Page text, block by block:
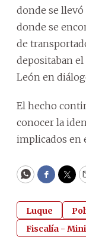
donde se llevó
donde se
de
depositaban
León en
El hecho
conocer la
implicados en
WhatsApp
Luque
Fiscalía -